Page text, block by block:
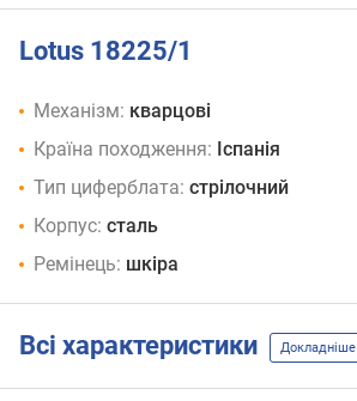
Lotus 18225/1
Механізм: кварцові
Країна походження: Іспанія
Тип циферблата: стрілочний
Корпус: сталь
Ремінець: шкіра
Всі характеристики Докладніше